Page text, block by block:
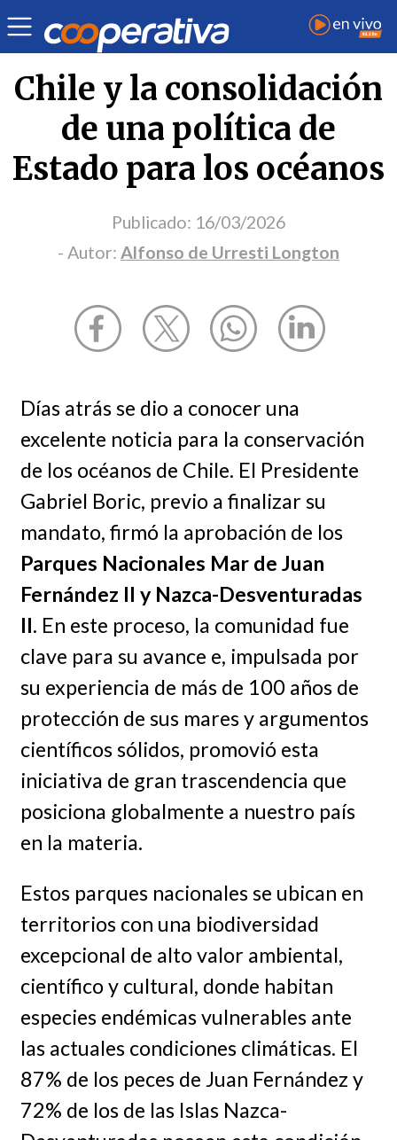
Opinión | Alfonso de Urresti Longton
Chile y la consolidación
de una política de
Estado para los océanos
Publicado: 16/03/2026
- Autor: Alfonso de Urresti Longton
Días atrás se dio a conocer una
excelente noticia para la conservación
de los océanos de Chile. El Presidente
Gabriel Boric, previo a finalizar su
mandato, firmó la aprobación de los
Parques Nacionales Mar de Juan
Fernández II y Nazca-Desventuradas
II. En este proceso, la comunidad fue
clave para su avance e, impulsada por
su experiencia de más de 100 años de
protección de sus mares y argumentos
científicos sólidos, promovió esta
iniciativa de gran trascendencia que
posiciona globalmente a nuestro país
en la materia.
Estos parques nacionales se ubican en
territorios con una biodiversidad
excepcional de alto valor ambiental,
científico y cultural, donde habitan
especies endémicas vulnerables ante
las actuales condiciones climáticas. El
87% de los peces de Juan Fernández y
72% de los de las Islas Nazca-